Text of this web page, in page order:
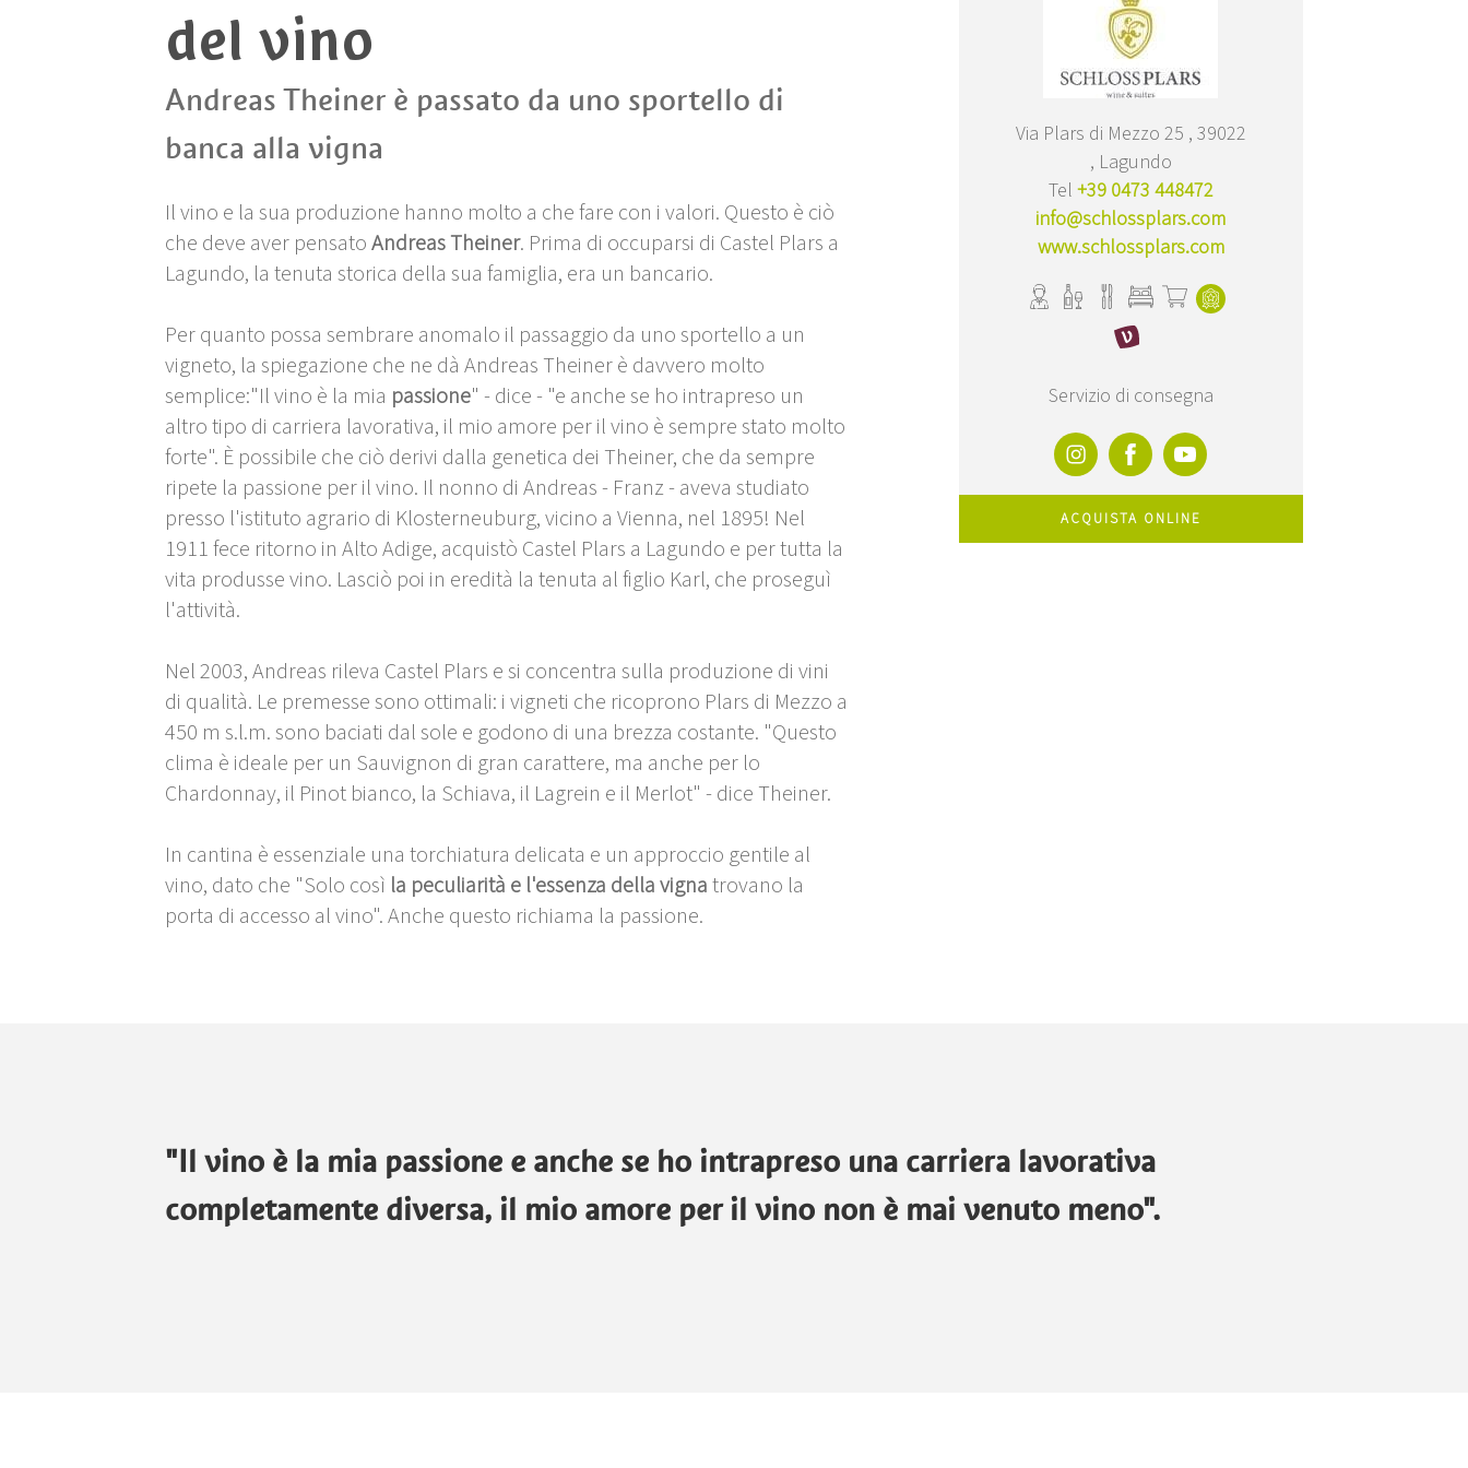
del vino
Andreas Theiner è passato da uno sportello di
banca alla vigna
Il vino e la sua produzione hanno molto a che fare con i valori. Questo è ciò
che deve aver pensatoAndreas Theiner. Prima di occuparsi di Castel Plars a
Lagundo, la tenuta storica della sua famiglia, era un bancario.
Per quanto possa sembrare anomalo il passaggio da uno sportello a un
vigneto, la spiegazione che ne dà Andreas Theiner è davvero molto
semplice:"Il vino è la mia passione" - dice - "e anche se ho intrapreso un
altro tipo di carriera lavorativa, il mio amore per il vino è sempre stato molto
forte". È possibile che ciò derivi dalla genetica dei Theiner, che da sempre
ripete la passione per il vino. Il nonno di Andreas - Franz - aveva studiato
presso l'istituto agrario di Klosterneuburg, vicino a Vienna, nel 1895! Nel
1911 fece ritorno in Alto Adige, acquistò Castel Plars a Lagundo e per tutta la
vita produsse vino. Lasciò poi in eredità la tenuta al figlio Karl, che proseguì
l'attività.
Nel 2003, Andreas rileva Castel Plars e si concentra sulla produzione di vini
di qualità. Le premesse sono ottimali: i vigneti che ricoprono Plars di Mezzo a
450 m s.l.m. sono baciati dal sole e godono di una brezza costante. "Questo
clima è ideale per un Sauvignon di gran carattere, ma anche per lo
Chardonnay, il Pinot bianco, la Schiava, il Lagrein e il Merlot" - dice Theiner.
In cantina è essenziale una torchiatura delicata e un approccio gentile al
vino, dato che "Solo così la peculiarità e l'essenza della vignatrovano la
porta di accesso al vino". Anche questo richiama la passione.
Via Plars di Mezzo 25 , 39022
, Lagundo
Tel +39 0473 448472
info@schlossplars.com
www.schlossplars.com
Servizio di consegna
ACQUISTA ONLINE
"Il vino è la mia passione e anche se ho intrapreso una carriera lavorativa
completamente diversa, il mio amore per il vino non è mai venuto meno".